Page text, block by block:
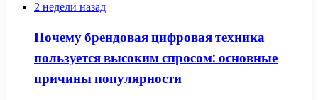
2 недели назад
Почему брендовая цифровая техника
пользуется высоким спросом: основные
причины популярности